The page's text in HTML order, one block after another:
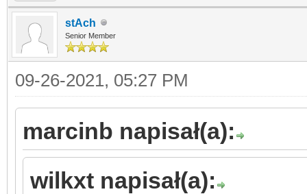
stAch
Senior Member
09-26-2021, 05:27 PM
marcinb napisał(a):
wilkxt napisał(a):